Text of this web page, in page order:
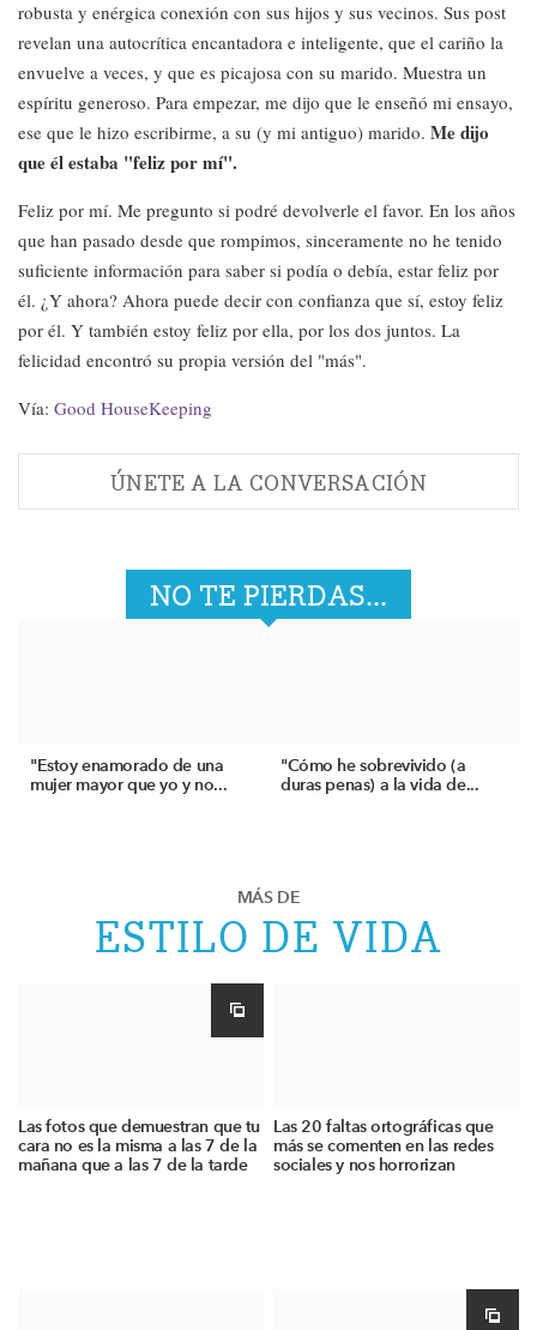
robusta y enérgica conexión con sus hijos y sus vecinos. Sus post
revelan una autocrítica encantadora e inteligente, que el cariño la
envuelve a veces, y que es picajosa con su marido. Muestra un
espíritu generoso. Para empezar, me dijo que le enseñó mi ensayo,
ese que le hizo escribirme, a su (y mi antiguo) marido. Me dijo
que él estaba "feliz por mí".
Feliz por mí. Me pregunto si podré devolverle el favor. En los años
que han pasado desde que rompimos, sinceramente no he tenido
suficiente información para saber si podía o debía, estar feliz por
él. ¿Y ahora? Ahora puede decir con confianza que sí, estoy feliz
por él. Y también estoy feliz por ella, por los dos juntos. La
felicidad encontró su propia versión del "más".
Vía: Good HouseKeeping
ÚNETE A LA CONVERSACIÓN
NO TE PIERDAS...
"Estoy enamorado de una
mujer mayor que yo y no...
"Cómo he sobrevivido (a
duras penas) a la vida de...
MÁS DE
ESTILO DE VIDA
Las fotos que demuestran que tu
cara no es la misma a las 7 de la
mañana que a las 7 de la tarde
Las 20 faltas ortográficas que
más se comenten en las redes
sociales y nos horrorizan